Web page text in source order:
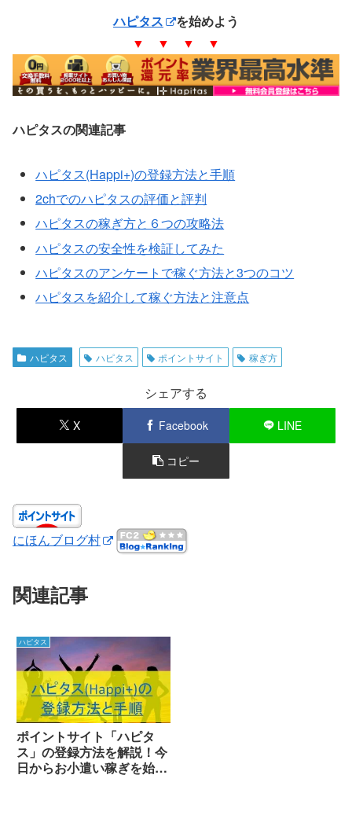
ハピタス
を始めよう
▼ ▼ ▼ ▼
ハピタスの関連記事
ハピタス(Happi+)の登録方法と手順
2chでのハピタスの評価と評判
ハピタスの稼ぎ方と６つの攻略法
ハピタスの安全性を検証してみた
ハピタスのアンケートで稼ぐ方法と3つのコツ
ハピタスを紹介して稼ぐ方法と注意点
ハピタス ハピタス ポイントサイト 稼ぎ方
シェアする
X Facebook LINE
コピー
にほんブログ村
関連記事
ハピタス
ポイントサイト「ハピタ
ス」の登録方法を解説！今
日からお小遣い稼ぎを始め